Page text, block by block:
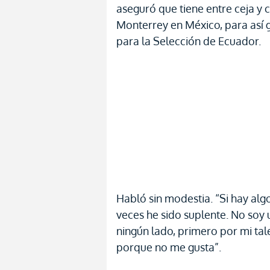
aseguró que tiene entre ceja y
Monterrey en México, para
para la Selección de Ecuador.
Habló sin modestia. “Si hay
veces he sido suplente. No
ningún lado, primero por mi
porque no me gusta”.